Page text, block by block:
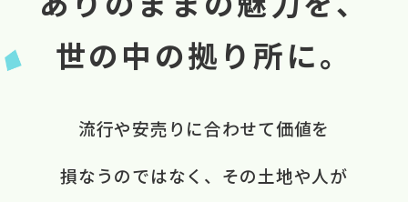
世の中の拠り所に。
流行や​安売りに​合わせて​価値を​
損なうのではなく、​ ​その​土地や​人が​